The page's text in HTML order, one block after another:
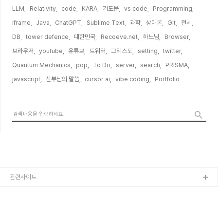
LLM,
Relativity, code, KARA, 기도문, vs code,
Programming,
iframe,
Java, ChatGPT, Sublime Text, 과학, 상대론, Git,
전세,
DB,
tower defence, 대한민국, Recoeve.net, 하느님,
Browser,
브라우저,
youtube, 유튜브, 트위터, 그리스도, setting,
twitter,
Quantum Mechanics,
pop, To Do, server, search,
PRISMA,
javascript,
신부님의 말씀, cursor ai, vibe coding, Portfolio,
관련사이트